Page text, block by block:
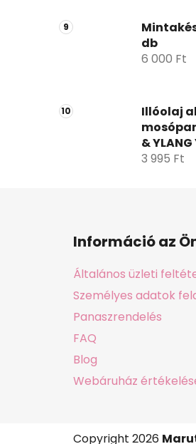
db
6 000 Ft
Illóolaj
&
3 995 Ft
Információ az
Általános üzleti
Személyes adatok
Panaszrendelés
FAQ
Blog
Webáruház
Copyright 2026